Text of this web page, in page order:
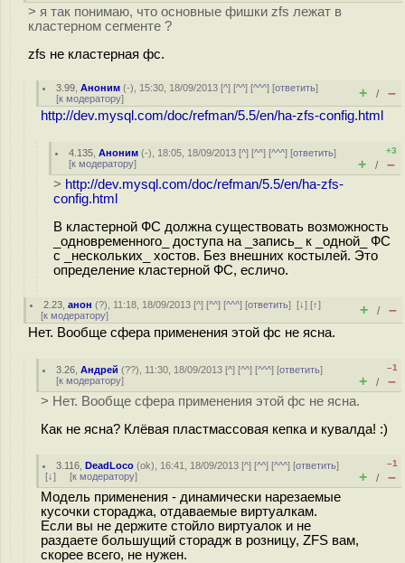
> я так понимаю, что основные фишки zfs лежат в
кластерном сегменте ?
zfs не кластерная фс.
3.99 ,Аноним (-), 15:30, 18/09/2013 [^] [^^] [^^^] [ответить]
[к модератору] + / –
http://dev.mysql.com/doc/refman/5.5/en/ha-zfs-config.html
4.135 ,Аноним (-), 18:05, 18/09/2013 [^] [^^] [^^^] [ответить]
[к модератору]
+3
+ / –
> http://dev.mysql.com/doc/refman/5.5/en/ha-zfs-
config.html
В кластерной ФС должна существовать возможность
_одновременного_ доступа на _запись_ к _одной_ ФС
с _нескольких_ хостов. Без внешних костылей. Это
определение кластерной ФС, есличо.
2.23 ,анон (?), 11:18, 18/09/2013 [^] [^^] [^^^] [ответить][↓] [↑]
[к модератору] + / –
Нет. Вообще сфера применения этой фс не ясна.
3.26 ,Андрей (??), 11:30, 18/09/2013 [^] [^^] [^^^] [ответить]
[к модератору]
–1
+ / –
> Нет. Вообще сфера применения этой фс не ясна.
Как не ясна? Клёвая пластмассовая кепка и кувалда! :)
3.116 ,DeadLoco (ok), 16:41, 18/09/2013 [^] [^^] [^^^] [ответить]
[↓] [к модератору]
–1
+ / –
Модель применения - динамически нарезаемые
кусочки стораджа, отдаваемые виртуалкам.
Если вы не держите стойло виртуалок и не
раздаете большущий сторадж в розницу, ZFS вам,
скорее всего, не нужен.